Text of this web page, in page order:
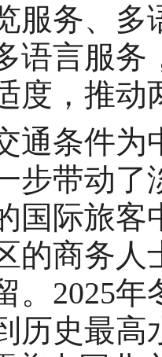
服务、多
语言服务
度，推动
条件为
步带动了
国际旅客
的商务
。2025
历史最高